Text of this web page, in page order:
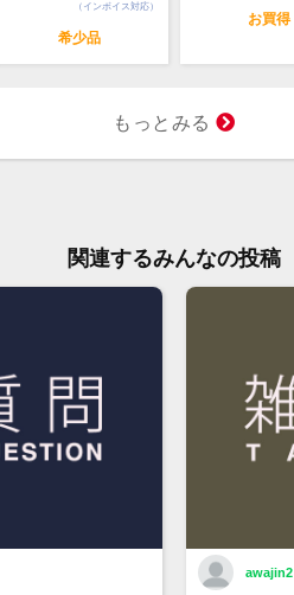
（インボイス対応）
希少品
お買得
もっとみる
関連するみんなの投稿
awajin2